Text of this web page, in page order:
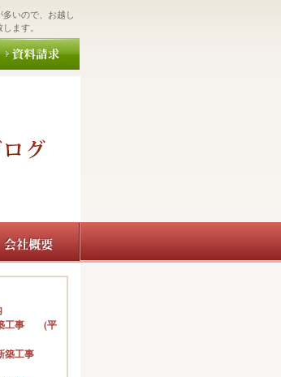
いので、お越し
ます。
工事 (平
築工事